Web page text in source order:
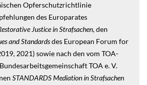
Opferschutzrichtlinie
des Europarates
Justice in Strafsachen, den
and Standardsdes European Forum for
2021) sowie nach den vom TOA-
TOA e. V.
STANDARDS Mediation in Strafsachen